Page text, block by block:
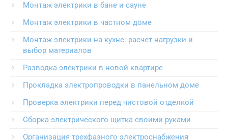
Монтаж электрики в бане и сауне
Монтаж электрики в частном доме
Монтаж электрики на кухне: расчет нагрузки и
выбор материалов
Разводка электрики в новой квартире
Прокладка электропроводки в панельном доме
Проверка электрики перед чистовой отделкой
Сборка электрического щитка своими руками
Организация трехфазного электроснабжения